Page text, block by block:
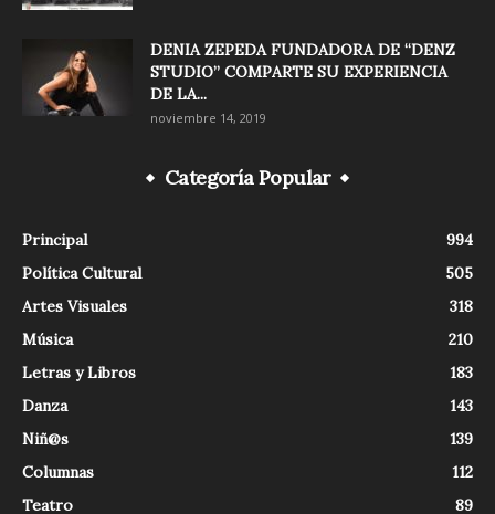
DENIA ZEPEDA FUNDADORA DE “DENZ
STUDIO” COMPARTE SU EXPERIENCIA
DE LA...
noviembre 14, 2019
Categoría Popular
Principal
994
Política Cultural
505
Artes Visuales
318
Música
210
Letras y Libros
183
Danza
143
Niñ@s
139
Columnas
112
Teatro
89